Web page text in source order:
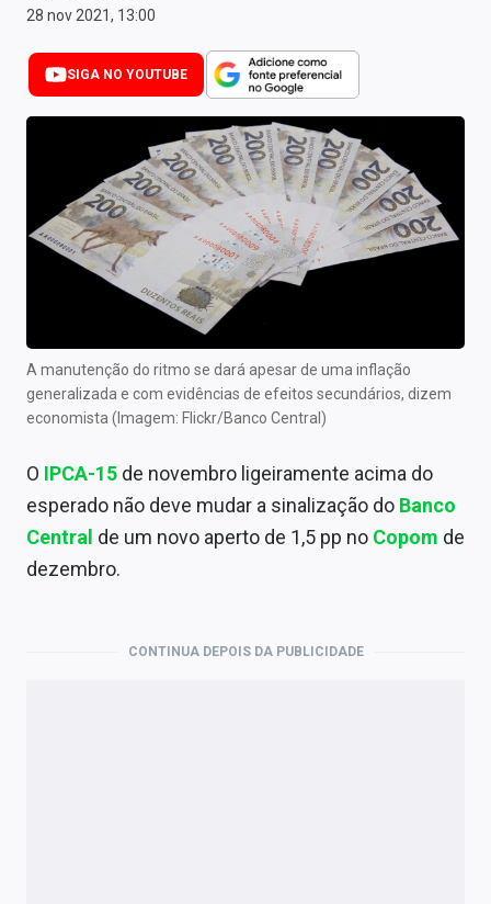
Últimas Notícias
Newsletters
Comprar ou vender?
Carteiras Recomendadas
Central de Dividendos
Central de Fundos Imobiliários
Central dos IPOs
Finanças Pessoais
Mercados
Economia
28 nov 2021, 13:00
SIGA NO YOUTUBE
A manutenção do ritmo se dará apesar de uma inflação
generalizada e com evidências de efeitos secundários, dizem
economista (Imagem: Flickr/Banco Central)
O IPCA-15 de novembro ligeiramente acima do
esperado não deve mudar a sinalização do Banco
Central de um novo aperto de 1,5 pp no Copom de
dezembro.
CONTINUA DEPOIS DA PUBLICIDADE